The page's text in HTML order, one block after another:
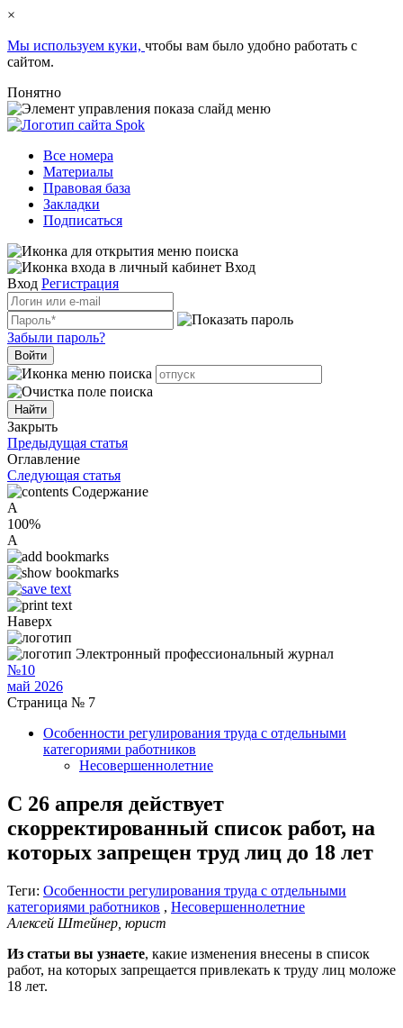
×
Мы используем куки, чтобы вам было удобно работать с
сайтом.
Понятно
Все номера
Материалы
Правовая база
Закладки
Подписаться
Вход
Вход Регистрация
Забыли пароль?
Войти
Закрыть
Предыдущая статья
Оглавление
Следующая статья
Содержание
A
100%
A
Наверх
Электронный профессиональный журнал
№10
май 2026
Страница № 7
Особенности регулирования труда с отдельными
категориями работников
Несовершеннолетние
С 26 апреля действует
скорректированный список работ, на
которых запрещен труд лиц до 18 лет
Теги: Особенности регулирования труда с отдельными
категориями работников , Несовершеннолетние
Алексей Штейнер, юрист
Из статьи вы узнаете, какие изменения внесены в список
работ, на которых запрещается привлекать к труду лиц моложе
18 лет.